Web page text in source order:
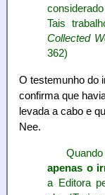
Tais
Collected
362)
O testemunho do
confirma que
levada a cabo e
Nee.
apenas o
a Editora